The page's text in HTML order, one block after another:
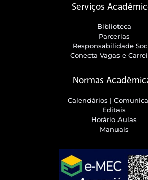
Serviços
Biblioteca
Parcerias
Responsabilidade
Conecta Vagas e
Normas
Calendários |
Editais
Horário Aulas
Manuais